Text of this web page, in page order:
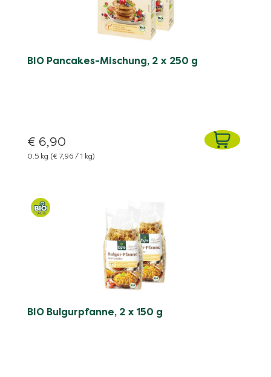
BIO Pancakes-Mischung, 2 x 250 g
€ 6,90
0.5 kg (€ 7,96 / 1 kg)
BIO Bulgurpfanne, 2 x 150 g